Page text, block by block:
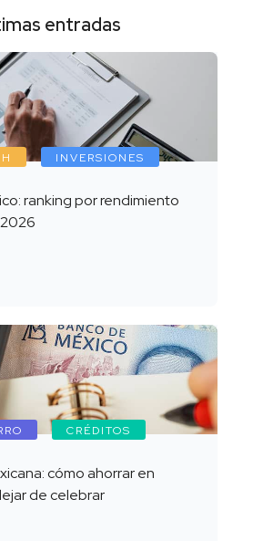
entradas
INVERSIONES
ranking por rendimiento
CRÉDITOS
cómo ahorrar en
de celebrar